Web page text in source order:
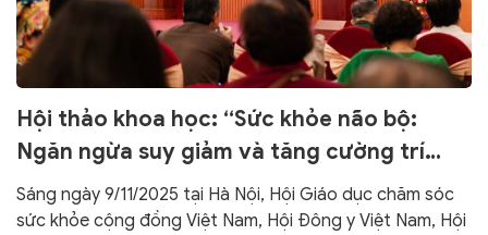
Hội thảo khoa học: “Sức khỏe não bộ:
Ngăn ngừa suy giảm và tăng cường trí
nhớ”
Sáng ngày 9/11/2025 tại Hà Nội, Hội Giáo dục chăm sóc
sức khỏe cộng đồng Việt Nam, Hội Đông y Việt Nam, Hội